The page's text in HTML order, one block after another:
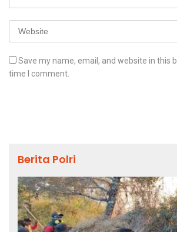
Save my name, email, and website in this
time I comment.
Berita Polri